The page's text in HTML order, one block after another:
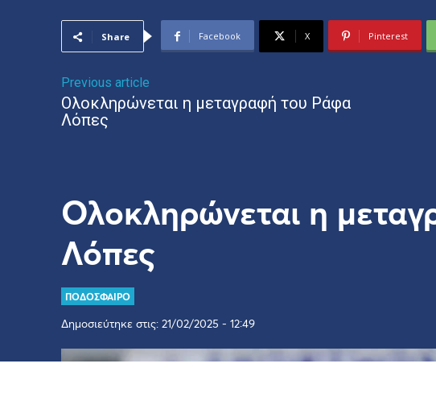
Share Facebook X Pinterest
Previous article
Ολοκληρώνεται η μεταγραφή του Ράφα
Λόπες